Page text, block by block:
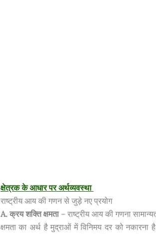
क्षेत्रक के आधार पर अर्थव्यवस्था
राष्ट्रीय आय की गणन से जुड़े नए प्रयोग
A. क्रय शक्ति क्षमता– राष्ट्रीय आय की गणना
क्षमता का अर्थ है मुद्राओं में विनिमय दर को नकारना